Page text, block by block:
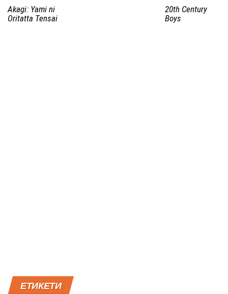
Akagi: Yami ni
Oritatta Tensai
20th Century
Boys
ЕТИКЕТИ